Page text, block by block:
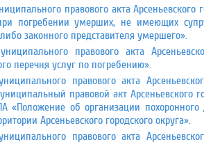
правового акта Арсеньевского
погребении умерших, не имеющих
законного представителя умершего».
правового акта
перечня услуг по погребению».
правового акта
правовой акт Арсеньевского
об организации похоронного
Арсеньевского городского округа».
правового акта